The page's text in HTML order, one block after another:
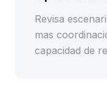
Revisa
mas
capacidad de